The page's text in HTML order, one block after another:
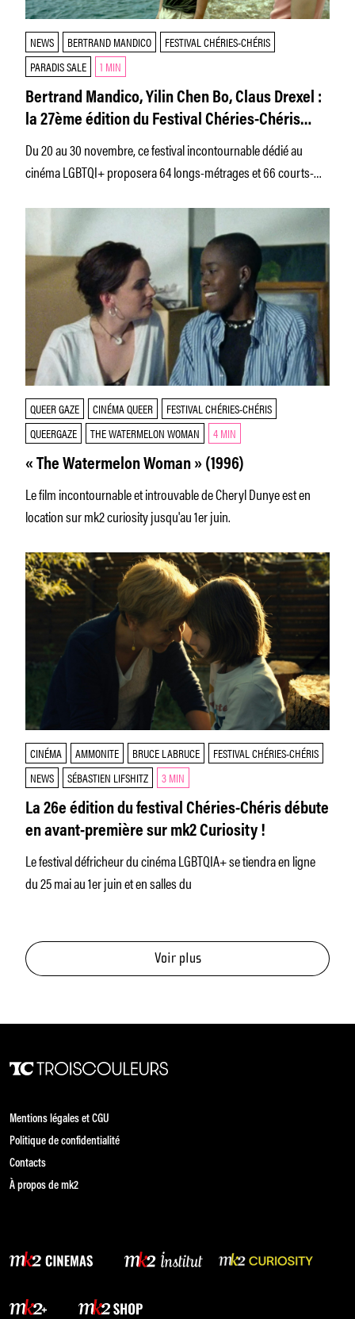
NEWS BERTRAND MANDICO
FESTIVAL CHÉRIES-CHÉRIS
PARADIS SALE
1 MIN
Bertrand Mandico, Yilin Chen Bo, Claus Drexel :
la 27ème édition du Festival Chéries-Chéris
dévoile sa programmation
Du 20 au 30 novembre, ce festival incontournable dédié au
cinéma LGBTQI+ proposera 64 longs-métrages et 66 courts-
QUEER GAZE CINÉMA QUEER
FESTIVAL CHÉRIES-CHÉRIS
QUEERGAZE
THE WATERMELON WOMAN 4 MIN
« The Watermelon Woman » (1996)
Le film incontournable et introuvable de Cheryl Dunye est en
location sur mk2 curiosity jusqu'au 1er juin.
CINÉMA AMMONITE BRUCE LABRUCE
FESTIVAL CHÉRIES-CHÉRIS
NEWS
SÉBASTIEN LIFSHITZ 3 MIN
La 26e édition du festival Chéries-Chéris débute
en avant-première sur mk2 Curiosity !
Le festival défricheur du cinéma LGBTQIA+ se tiendra en ligne
du 25 mai au 1er juin et en salles du
Voir plus
Mentions légales et CGU
Politique de confidentialité
Contacts
À propos de mk2